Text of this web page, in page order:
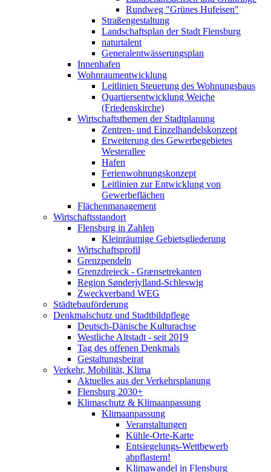
Rundweg "Grünes Hufeisen"
Straßengestaltung
Landschaftsplan der Stadt Flensburg
naturtalent
Generalentwässerungsplan
Innenhafen
Wohnraumentwicklung
Leitlinien Steuerung des Wohnungsbaus
Quartiersentwicklung Weiche
(Friedenskirche)
Wirtschaftsthemen der Stadtplanung
Zentren- und Einzelhandelskonzept
Erweiterung des Gewerbegebietes
Westerallee
Hafen
Ferienwohnungskonzept
Leitlinien zur Entwicklung von
Gewerbeflächen
Flächenmanagement
Wirtschaftsstandort
Flensburg in Zahlen
Kleinräumige Gebietsgliederung
Wirtschaftsprofil
Grenzpendeln
Grenzdreieck - Grænsetrekanten
Region Sønderjylland-Schleswig
Zweckverband WEG
Städtebauförderung
Denkmalschutz und Stadtbildpflege
Deutsch-Dänische Kulturachse
Westliche Altstadt - seit 2019
Tag des offenen Denkmals
Gestaltungsbeirat
Verkehr, Mobilität, Klima
Aktuelles aus der Verkehrsplanung
Flensburg 2030+
Klimaschutz & Klimaanpassung
Klimaanpassung
Veranstaltungen
Kühle-Orte-Karte
Entsiegelungs-Wettbewerb
abpflastern!
Klimawandel in Flensburg